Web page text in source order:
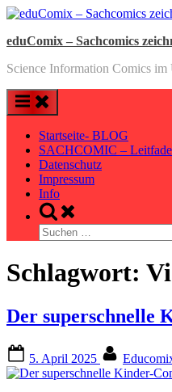
Skip
content
eduComix – Sachcomics
Science Information Comics im
Startseite- BLOG
SACHCOMIC –
Datenschutz
Impressum
Info
Toggle
search
form
Suchen
nach:
Schlagwort:
Der superschnelle
on
5. April 2025